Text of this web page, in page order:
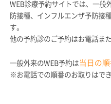
WEB診療予約サイトでは、一般
防接種、インフルエンザ予防接
す。
他の予約診のご予約はお電話ま
一般外来のWEB予約は当日の
※お電話での順番のお取りはでき